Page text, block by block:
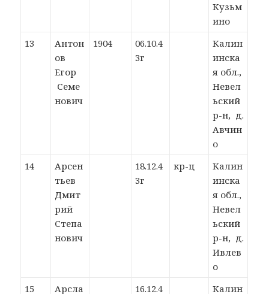
Кузьм
ино
13
Антон
ов
Егор
Семе
нович
1904
06.10.4
3г
Калин
инска
я обл.,
Невел
ьский
р-н, д.
Авчин
о
14
Арсен
тьев
Дмит
рий
Степа
нович
18.12.4
3г
кр-ц
Калин
инска
я обл.,
Невел
ьский
р-н, д.
Ивлев
о
15
Арсла
16.12.4
Калин